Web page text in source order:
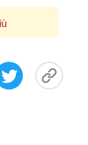
le sue
come